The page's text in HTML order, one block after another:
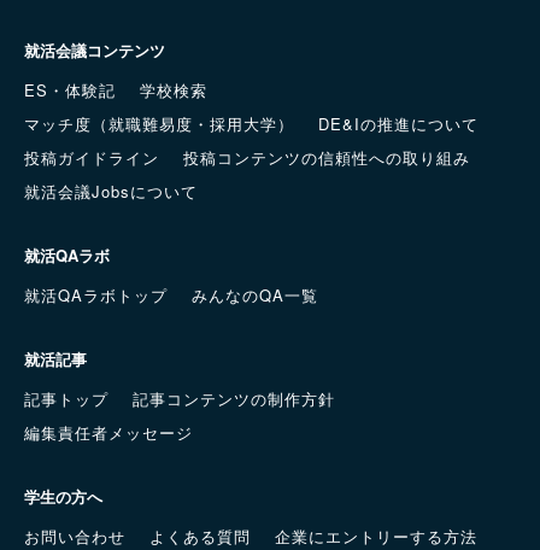
就活会議コンテンツ
ES・体験記
学校検索
マッチ度（就職難易度・採用大学）
DE&Iの推進について
投稿ガイドライン
投稿コンテンツの信頼性への取り組み
就活会議Jobsについて
就活QAラボ
就活QAラボトップ
みんなのQA一覧
就活記事
記事トップ
記事コンテンツの制作方針
編集責任者メッセージ
学生の方へ
お問い合わせ
よくある質問 企業にエントリーする方法